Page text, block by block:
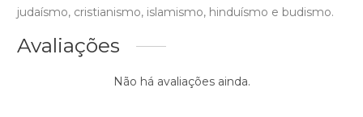
judaísmo, cristianismo, islamismo, hinduísmo e budismo.
Avaliações
Não há avaliações ainda.